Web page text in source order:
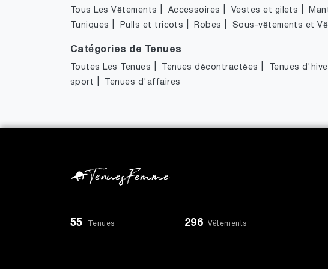
Tous Les Vêtements Accessoires Vestes et gilets
Tuniques
Pulls et tricots Robes Sous-vêtements et
Catégories de Tenues
Toutes Les Tenues Tenues décontractées Tenues
sport
Tenues d'affaires
55 Tenues 296 Vêtements